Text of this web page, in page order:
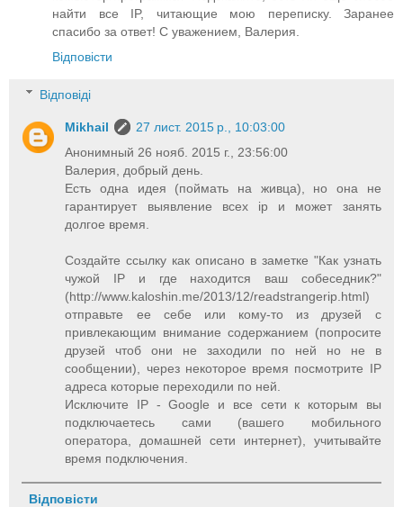
найти все IP, читающие мою переписку. Заранее
спасибо за ответ! С уважением, Валерия.
Відповісти
Відповіді
Mikhail
27 лист. 2015 р., 10:03:00
Анонимный 26 нояб. 2015 г., 23:56:00
Валерия, добрый день.
Есть одна идея (поймать на живца), но она не
гарантирует выявление всех ip и может занять
долгое время.
Создайте ссылку как описано в заметке "Как узнать
чужой IP и где находится ваш собеседник?"
(http://www.kaloshin.me/2013/12/readstrangerip.html)
отправьте ее себе или кому-то из друзей с
привлекающим внимание содержанием (попросите
друзей чтоб они не заходили по ней но не в
сообщении), через некоторое время посмотрите IP
адреса которые переходили по ней.
Исключите IP - Google и все сети к которым вы
подключаетесь сами (вашего мобильного
оператора, домашней сети интернет), учитывайте
время подключения.
Відповісти